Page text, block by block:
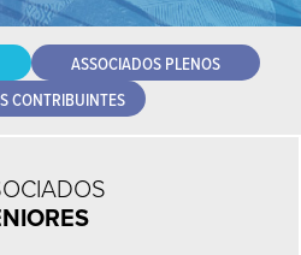
ASSOCIADOS PLENOS
CONTRIBUINTES